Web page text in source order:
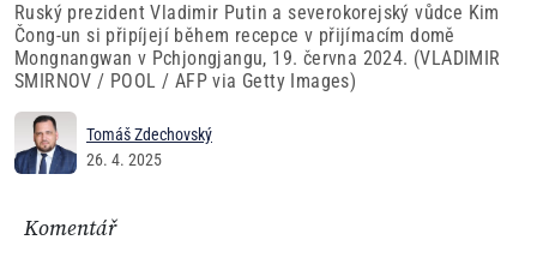
Ruský prezident Vladimir Putin a severokorejský vůdce Kim
Čong-un si připíjejí během recepce v přijímacím domě
Mongnangwan v Pchjongjangu, 19. června 2024. (VLADIMIR
SMIRNOV / POOL / AFP via Getty Images)
Tomáš Zdechovský
26. 4. 2025
Komentář